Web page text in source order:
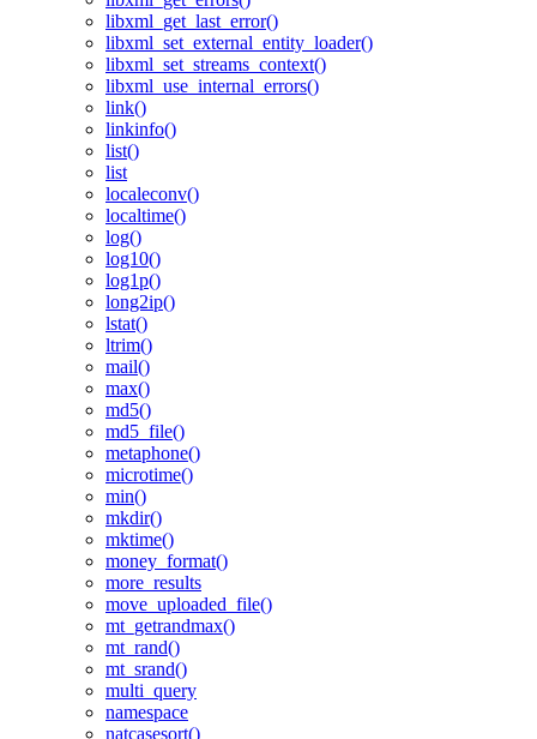
libxml_get_last_error()
libxml_set_external_entity_loader()
libxml_set_streams_context()
libxml_use_internal_errors()
link()
linkinfo()
list()
list
localeconv()
localtime()
log()
log10()
log1p()
long2ip()
lstat()
ltrim()
mail()
max()
md5()
md5_file()
metaphone()
microtime()
min()
mkdir()
mktime()
money_format()
more_results
move_uploaded_file()
mt_getrandmax()
mt_rand()
mt_srand()
multi_query
namespace
natcasesort()